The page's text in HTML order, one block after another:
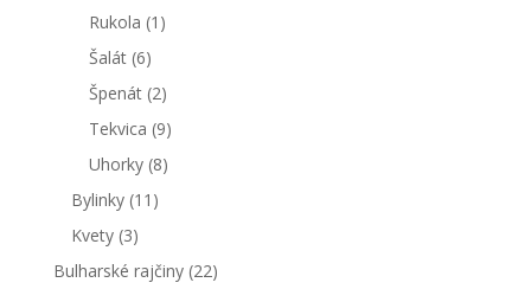
Rukola (1)
Šalát (6)
Špenát (2)
Tekvica (9)
Uhorky (8)
Bylinky (11)
Kvety (3)
Bulharské rajčiny (22)